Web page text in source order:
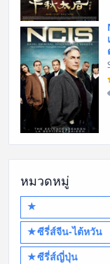
หมวดหมู่
★
★ซีรี่ส์จีน-ไต้หวัน
★ซีรี่ส์ญี่ปุ่น